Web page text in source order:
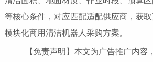
等核心条件，对应匹配适配供应商，获
模块化商用清洁机器人采购方案。
【免责声明】本文为广告推广内容